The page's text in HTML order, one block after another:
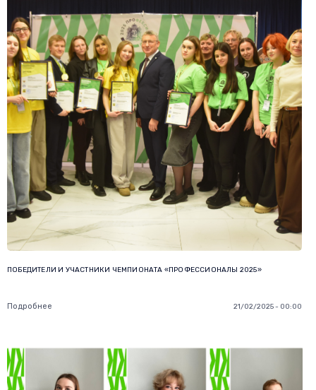
ПОБЕДИТЕЛИ И УЧАСТНИКИ ЧЕМПИОНАТА «ПРОФЕССИОНАЛЫ 2025»
Подробнее 21/02/2025 - 00:00